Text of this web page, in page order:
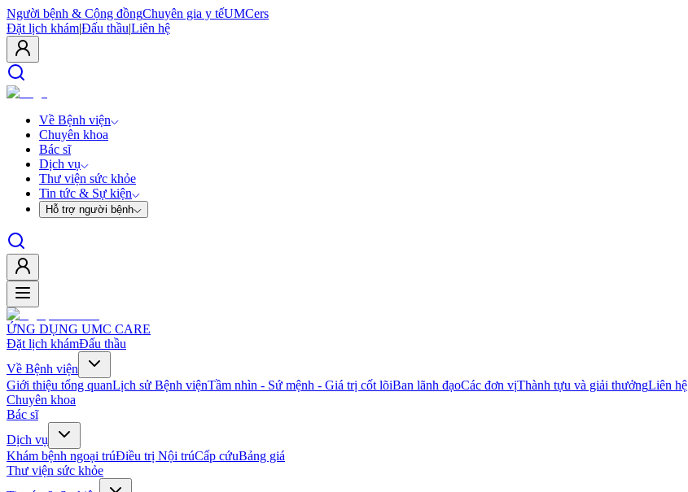
Người bệnh & Cộng đồngChuyên gia y tếUMCers
Đặt lịch khám|Đấu thầu|Liên hệ
Về Bệnh viện
Chuyên khoa
Bác sĩ
Dịch vụ
Thư viện sức khỏe
Tin tức & Sự kiện
Hỗ trợ người bệnh
ỨNG DỤNG UMC CARE
Đặt lịch khámĐấu thầu
Về Bệnh viện
Giới thiệu tổng quanLịch sử Bệnh việnTầm nhìn - Sứ mệnh - Giá trị cốt lõiBan lãnh đạoCác đơn vịThành tựu và giải thưởngLiên hệ
Chuyên khoa
Bác sĩ
Dịch vụ
Khám bệnh ngoại trúĐiều trị Nội trúCấp cứuBảng giá
Thư viện sức khỏe